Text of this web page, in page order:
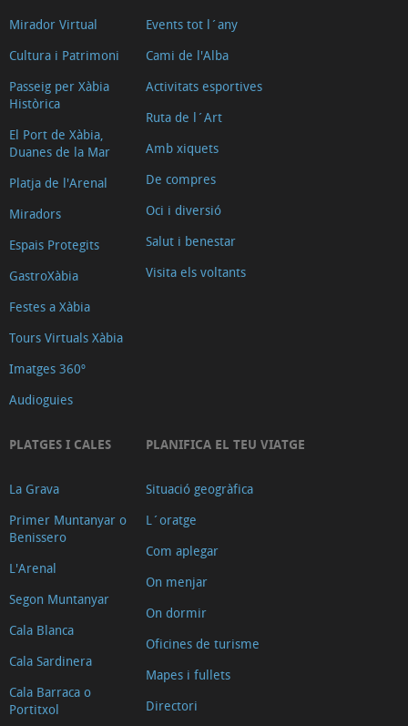
i
canvi
de
divises
On
menjar
Busseig
Cinemes
Clíniques
trobar
els
nostres
productes
Farmacies
ball
Inmobiliaries
i
promotors
Multiaventura
esports
Serveis
Mirador Virtual
Cultura i Patrimoni
Passeig per Xàbia
Històrica
El Port de Xàbia,
Duanes de la Mar
Platja de l'Arenal
Miradors
Espais Protegits
GastroXàbia
Festes a Xàbia
Tours Virtuals Xàbia
Imatges 360º
Audioguies
Events tot l´any
Cami de l'Alba
Activitats esportives
Ruta de l´Art
Amb xiquets
De compres
Oci i diversió
Salut i benestar
Visita els voltants
PLATGES I CALES
La Grava
Primer Muntanyar o
Benissero
L'Arenal
Segon Muntanyar
Cala Blanca
Cala Sardinera
Cala Barraca o
Portitxol
PLANIFICA EL TEU VIATGE
Situació geogràfica
L´oratge
Com aplegar
On menjar
On dormir
Oficines de turisme
Mapes i fullets
Directori